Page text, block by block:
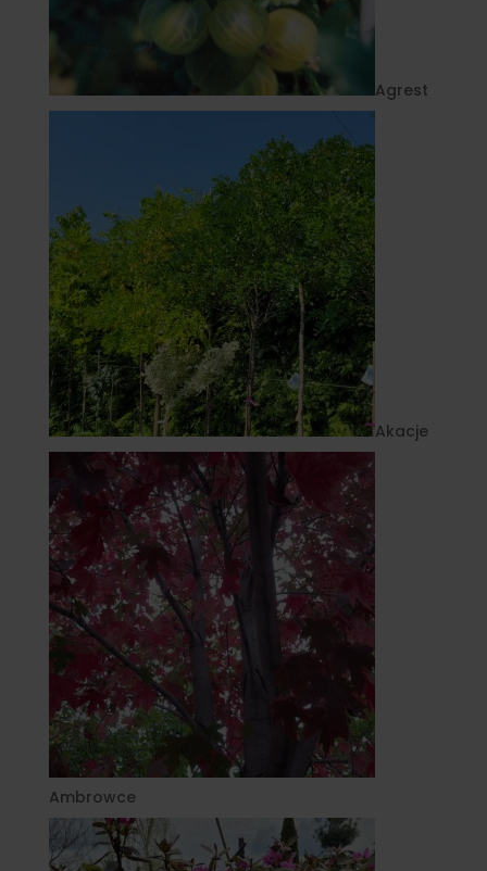
Agrest
Akacje
Ambrowce